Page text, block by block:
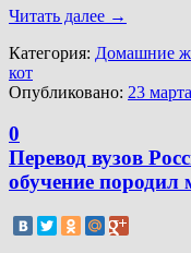
Читать далее →
Категория: Домашние
кот
Опубликовано: 23
0
Перевод вузов
обучение породил